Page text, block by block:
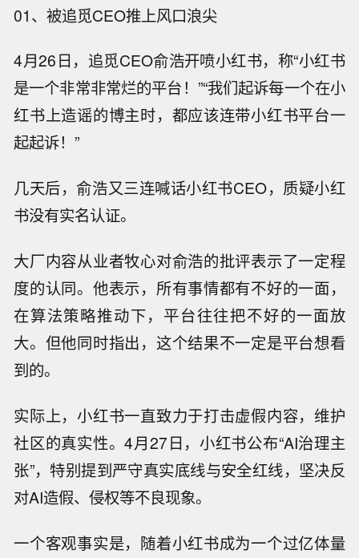
01、被追觅CEO推上风口浪尖
4月26日，追觅CEO俞浩开喷小红书，称“小红书
是一个非常非常烂的平台！”“我们起诉每一个在小
红书上造谣的博主时，都应该连带小红书平台一
起起诉！”
几天后，俞浩又三连喊话小红书CEO，质疑小红
书没有实名认证。
大厂内容从业者牧心对俞浩的批评表示了一定程
度的认同。他表示，所有事情都有不好的一面，
在算法策略推动下，平台往往把不好的一面放
大。但他同时指出，这个结果不一定是平台想看
到的。
实际上，小红书一直致力于打击虚假内容，维护
社区的真实性。4月27日，小红书公布“AI治理主
张”，特别提到严守真实底线与安全红线，坚决反
对AI造假、侵权等不良现象。
一个客观事实是，随着小红书成为一个过亿体量